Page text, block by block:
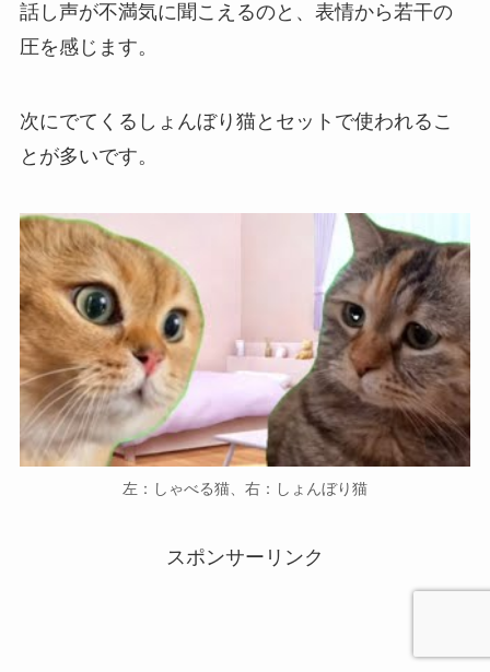
話し声が不満気に聞こえるのと、表情から若干の
圧を感じます。
次にでてくるしょんぼり猫とセットで使われるこ
とが多いです。
左：しゃべる猫、右：しょんぼり猫
スポンサーリンク